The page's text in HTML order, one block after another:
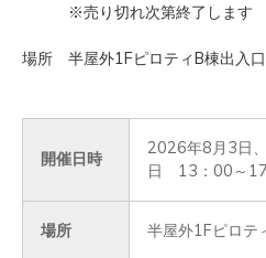
※売り切れ次第終了します
場所 半屋外1FピロティB棟出入口
開催日時
2026年8月3日
日 13：00～
場所 半屋外1Fピロテ